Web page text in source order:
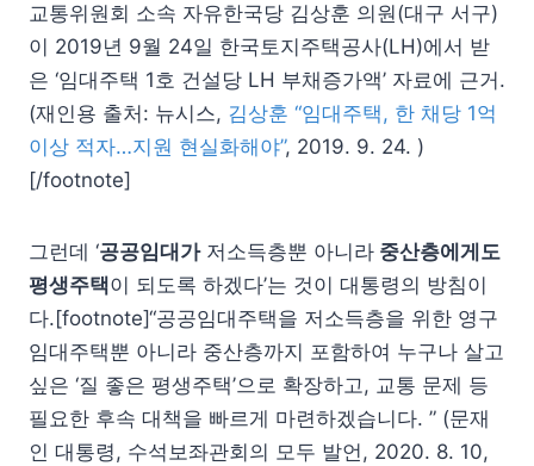
교통위원회 소속 자유한국당 김상훈 의원(대구 서구)
이 2019년 9월 24일 한국토지주택공사(LH)에서 받
은 ‘임대주택 1호 건설당 LH 부채증가액’ 자료에 근거.
(재인용 출처: 뉴시스, 김상훈 “임대주택, 한 채당 1억
이상 적자…지원 현실화해야”, 2019. 9. 24. )
[/footnote]
그런데 ‘공공임대가저소득층뿐 아니라 중산층에게도
평생주택이 되도록 하겠다’는 것이 대통령의 방침이
다.[footnote]“공공임대주택을 저소득층을 위한 영구
임대주택뿐 아니라 중산층까지 포함하여 누구나 살고
싶은 ‘질 좋은 평생주택’으로 확장하고, 교통 문제 등
필요한 후속 대책을 빠르게 마련하겠습니다. ” (문재
인 대통령, 수석보좌관회의 모두 발언, 2020. 8. 10,